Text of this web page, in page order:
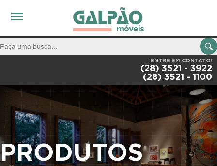
ENTRE EM CONTATO!
(28) 3521 - 3922
(28) 3521 - 1100
PRODUTOS